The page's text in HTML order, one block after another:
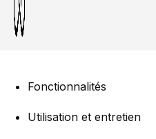
Fonctionnalités
Utilisation et entretien